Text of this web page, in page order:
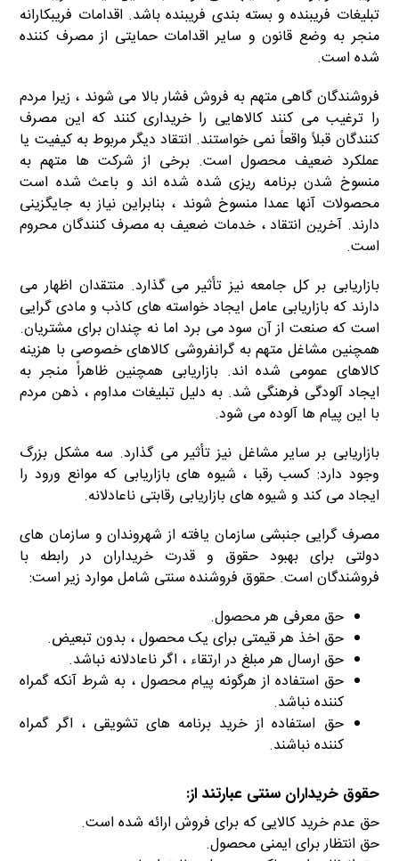
تبلیغات فریبنده و بسته بندی فریبنده باشد. اقدامات فریبکارانه
منجر به وضع قانون و سایر اقدامات حمایتی از مصرف کننده
شده است.
فروشندگان گاهی متهم به فروش فشار بالا می شوند ، زیرا مردم
را ترغیب می کنند کالاهایی را خریداری کنند که این مصرف
کنندگان قبلاً واقعاً نمی خواستند. انتقاد دیگر مربوط به کیفیت یا
عملکرد ضعیف محصول است. برخی از شرکت ها متهم به
منسوخ شدن برنامه ریزی شده شده اند و باعث شده است
محصولات آنها عمدا منسوخ شوند ، بنابراین نیاز به جایگزینی
دارند. آخرین انتقاد ، خدمات ضعیف به مصرف کنندگان محروم
است.
بازاریابی بر کل جامعه نیز تأثیر می گذارد. منتقدان اظهار می
دارند که بازاریابی عامل ایجاد خواسته های کاذب و مادی گرایی
است که صنعت از آن سود می برد اما نه چندان برای مشتریان.
همچنین مشاغل متهم به گرانفروشی کالاهای خصوصی با هزینه
کالاهای عمومی شده اند. بازاریابی همچنین ظاهراً منجر به
ایجاد آلودگی فرهنگی شد. به دلیل تبلیغات مداوم ، ذهن مردم
با این پیام ها آلوده می شود.
بازاریابی بر سایر مشاغل نیز تأثیر می گذارد. سه مشکل بزرگ
وجود دارد: کسب رقبا ، شیوه های بازاریابی که موانع ورود را
ایجاد می کند و شیوه های بازاریابی رقابتی ناعادلانه.
مصرف گرایی جنبشی سازمان یافته از شهروندان و سازمان های
دولتی برای بهبود حقوق و قدرت خریداران در رابطه با
فروشندگان است. حقوق فروشنده سنتی شامل موارد زیر است:
حق معرفی هر محصول.
حق اخذ هر قیمتی برای یک محصول ، بدون تبعیض.
حق ارسال هر مبلغ در ارتقاء ، اگر ناعادلانه نباشد.
حق استفاده از هرگونه پیام محصول ، به شرط آنکه گمراه
کننده نباشد.
حق استفاده از خرید برنامه های تشویقی ، اگر گمراه
کننده نباشند.
حقوق خریداران سنتی عبارتند از:
حق عدم خرید کالایی که برای فروش ارائه شده است.
حق انتظار برای ایمنی محصول.